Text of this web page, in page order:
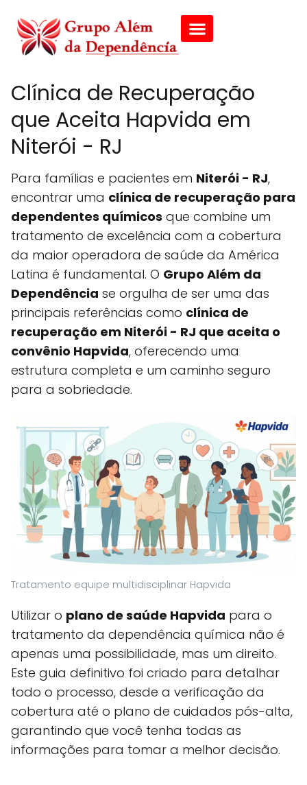
Clínica de Recuperação
que Aceita Hapvida em
Niterói - RJ
Para famílias e pacientes em Niterói - RJ,
encontrar uma clínica de recuperação para
dependentes químicos que combine um
tratamento de excelência com a cobertura
da maior operadora de saúde da América
Latina é fundamental. O Grupo Além da
Dependência se orgulha de ser uma das
principais referências como clínica de
recuperação em Niterói - RJ que aceita o
convênio Hapvida, oferecendo uma
estrutura completa e um caminho seguro
para a sobriedade.
Tratamento equipe multidisciplinar Hapvida
Utilizar o plano de saúde Hapvida para o
tratamento da dependência química não é
apenas uma possibilidade, mas um direito.
Este guia definitivo foi criado para detalhar
todo o processo, desde a verificação da
cobertura até o plano de cuidados pós-alta,
garantindo que você tenha todas as
informações para tomar a melhor decisão.